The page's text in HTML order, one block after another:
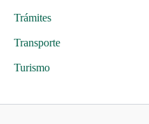
Trámites
Transporte
Turismo